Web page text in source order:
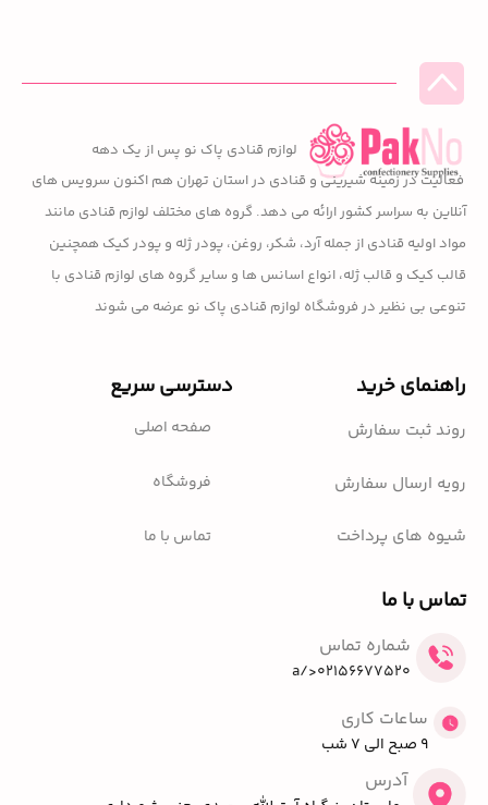
لوازم قنادی پاک نو پس از یک دهه
فعالیت در زمینه شیرینی و قنادی در استان تهران هم اکنون سرویس های
آنلاین به سراسر کشور ارائه می دهد. گروه های مختلف لوازم قنادی مانند
مواد اولیه قنادی از جمله آرد، شکر، روغن، پودر ژله و پودر کیک همچنین
قالب کیک و قالب ژله، انواع اسانس ها و سایر گروه های لوازم قنادی با
تنوعی بی نظیر در فروشگاه لوازم قنادی پاک نو عرضه می شوند
راهنمای خرید
روند ثبت سفارش
رویه ارسال سفارش
شیوه های پرداخت
دسترسی سریع
صفحه اصلی
فروشگاه
تماس با ما
تماس با ما
شماره تماس
02156677520</a
ساعات کاری
9 صبح الی 7 شب
آدرس